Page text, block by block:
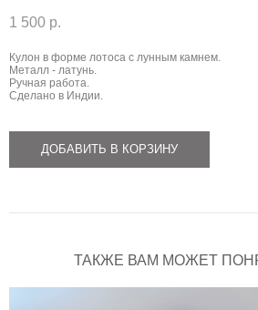
1 500 p.
Кулон в форме лотоса с лунным камнем.
Металл - латунь.
Ручная работа.
Сделано в Индии.
ДОБАВИТЬ В КОРЗИНУ
ТАКЖЕ ВАМ МОЖЕТ